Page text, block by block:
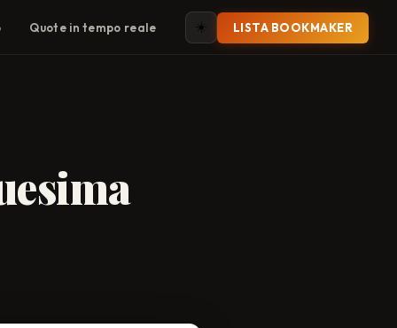
Quote in tempo reale ☀️ LISTA BOOKMAKER